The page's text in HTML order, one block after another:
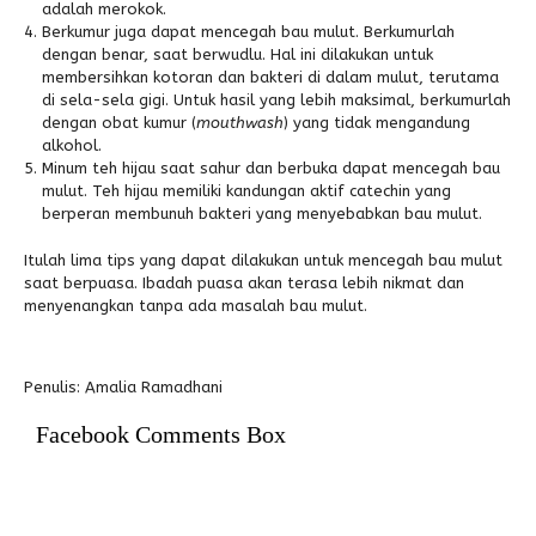
adalah merokok.
Berkumur juga dapat mencegah bau mulut. Berkumurlah
dengan benar, saat berwudlu. Hal ini dilakukan untuk
membersihkan kotoran dan bakteri di dalam mulut, terutama
di sela-sela gigi. Untuk hasil yang lebih maksimal, berkumurlah
dengan obat kumur (mouthwash) yang tidak mengandung
alkohol.
Minum teh hijau saat sahur dan berbuka dapat mencegah bau
mulut. Teh hijau memiliki kandungan aktif catechin yang
berperan membunuh bakteri yang menyebabkan bau mulut.
Itulah lima tips yang dapat dilakukan untuk mencegah bau mulut
saat berpuasa. Ibadah puasa akan terasa lebih nikmat dan
menyenangkan tanpa ada masalah bau mulut.
Penulis: Amalia Ramadhani
Facebook Comments Box